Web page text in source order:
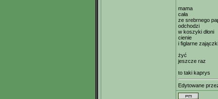
mama
cała
ze srebrnego
odchodzi
w koszyki dłoni
cienie
i figlarne zajączki
żyć
jeszcze raz
to taki kaprys
Edytowane